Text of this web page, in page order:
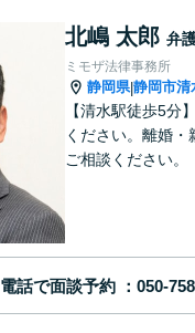
北嶋 太郎 弁
ミモザ法律事務所
静岡県|静岡市清
【清水駅徒歩5分
ください。離婚
ご相談ください。
電話で面談予約